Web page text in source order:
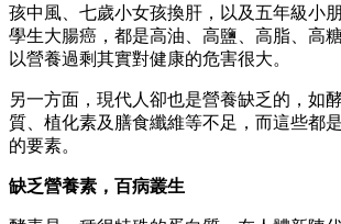
孩中風、七歲小女孩換肝，以及五年級小
學生大腸癌，都是高油、高鹽、高脂、高
以營養過剩其實對健康的危害很大。
另一方面，現代人卻也是營養缺乏的，如
質、植化素及膳食纖維等不足，而這些都
的要素。
缺乏營養素，百病叢生